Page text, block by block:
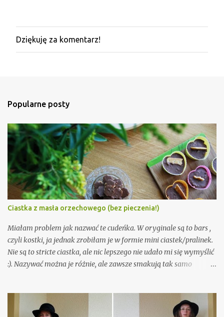
P
r
j
o
m
e
n
a
r
z
Dziękuję za komentarz!
Popularne posty
Ciastka z masła orzechowego (bez pieczenia!)
Miałam problem jak nazwać te cudeńka. W oryginale są to bars ,
czyli kostki, ja jednak zrobiłam je w formie mini ciastek/pralinek.
Nie są to stricte ciastka, ale nic lepszego nie udało mi się wymyślić
:). Nazywać można je różnie, ale zawsze smakują tak samo
Nie da się tego opisać, trzeba spróbować. Wystarczy 5 składników
i 10 minut czasu. A że przepis nie wymaga właściwie żadnych